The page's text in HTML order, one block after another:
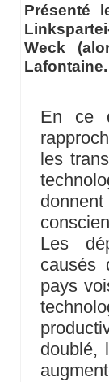
Présenté
Weck
Lafontaine.
En ce
les
Les
causés
pays
doublé,